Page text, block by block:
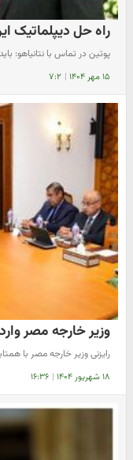
راه حل دیپلماتیک
پوتین در تماس با نتانیاهو:
۱۵ مهر ۱۴۰۴ | ۷:۲
وزیر خارجه مصر
رایزنی وزیر خارجه مصر با
۱۸ شهریور ۱۴۰۴ | ۱۶:۳۶